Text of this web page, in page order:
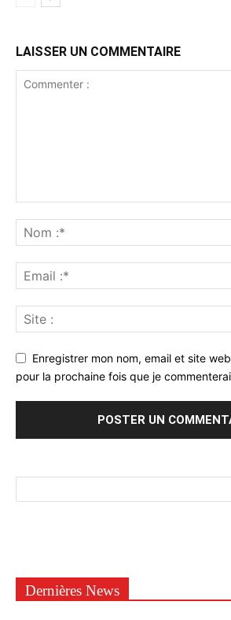
LAISSER UN COMMENTAIRE
Enregistrer mon nom, email et site
pour la prochaine fois que je
Dernières News